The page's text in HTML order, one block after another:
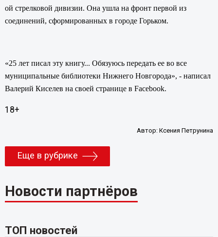
ой стрелковой дивизии. Она ушла на фронт первой из
соединений, сформированных в городе Горьком.
«25 лет писал эту книгу... Обязуюсь передать ее во все
муниципальные библиотеки Нижнего Новгорода», - написал
Валерий Киселев на своей странице в Facebook.
18+
Автор:Ксения Петрунина
Еще в рубрике
Новости партнёров
ТОП новостей